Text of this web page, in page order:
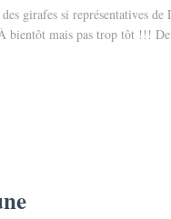
girafes si représentatives de
bientôt mais pas trop tôt !!!